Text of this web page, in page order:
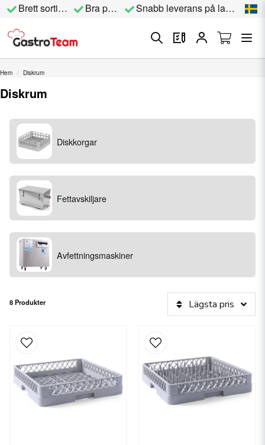
Brett sortiment Bra priser Snabb leverans på lagervara
Hem Diskrum
Diskrum
Diskkorgar
Fettavskiljare
Avfettningsmaskiner
8 Produkter Lägsta pris